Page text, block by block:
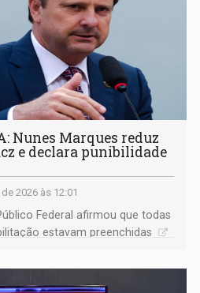
Nunes Marques reduz
e declara punibilidade
2026 às 12:01
Federal afirmou que todas
estavam preenchidas